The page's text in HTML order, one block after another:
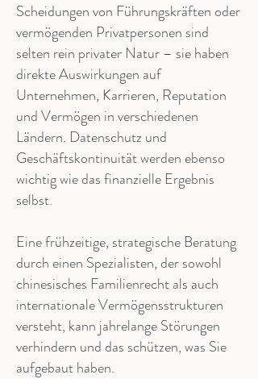
Scheidungen von Führungskräften oder
vermögenden Privatpersonen sind
selten rein privater Natur – sie haben
direkte Auswirkungen auf
Unternehmen, Karrieren, Reputation
und Vermögen in verschiedenen
Ländern. Datenschutz und
Geschäftskontinuität werden ebenso
wichtig wie das finanzielle Ergebnis
selbst.
Eine frühzeitige, strategische Beratung
durch einen Spezialisten, der sowohl
chinesisches Familienrecht als auch
internationale Vermögensstrukturen
versteht, kann jahrelange Störungen
verhindern und das schützen, was Sie
aufgebaut haben.